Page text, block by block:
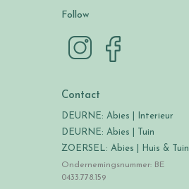
Follow
Contact
DEURNE: Abies | Interieur
DEURNE: Abies | Tuin
ZOERSEL: Abies | Huis & Tuin
Ondernemingsnummer: BE
0433.778.159